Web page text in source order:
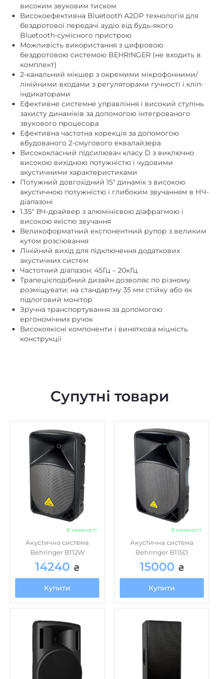
високим звуковим тиском
Високоефективна Bluetooth A2DP технологія для
бездротової передачі аудіо від будь-якого
Bluetooth-сумісного пристрою
Можливість використання з цифровою
бездротовою системою BEHRINGER (не входить в
комплект)
2-канальний мікшер з окремими мікрофонними/
лінійними входами з регуляторами гучності і кліп-
індикаторами
Ефективне системне управління і високий ступінь
захисту динаміків за допомогою інтегрованого
звукового процесора
Ефективна частотна корекція за допомогою
вбудованого 2-смугового еквалайзера
Висококласний підсилювач класу D з виключно
високою вихідною потужністю і чудовими
акустичними характеристиками
Потужний довгохідний 15″ динамік з високою
акустичною потужністю і глибоким звучанням в НЧ-
діапазоні
1.35″ ВЧ-драйвер з алюмінієвою діафрагмою і
високою якістю звучання
Великоформатний експонентний рупор з великим
кутом розсіювання
Лінійний вихід для підключення додаткових
акустичних систем
Частотний діапазон: 45Гц – 20кГц
Трапецієподібний дизайн дозволяє по різному
розміщувати: на стандартну 35 мм стійку або як
підлоговий монітор
Зручна транспортування за допомогою
ергономічних ручок
Високоякісні компоненти і виняткова міцність
конструкції
Супутні товари
В наявності
Акустична система
Behringer B112W
14240 ₴
Купити
В наявності
Акустична система
Behringer B115D
15000 ₴
Купити